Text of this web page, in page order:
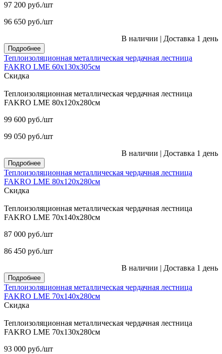
97 200 руб./шт
96 650 руб./шт
В наличии | Доставка 1 день
Подробнее
Теплоизоляционная металлическая чердачная лестница
FAKRO LME 60х130х305см
Скидка
Теплоизоляционная металлическая чердачная лестница
FAKRO LME 80х120х280см
99 600 руб./шт
99 050 руб./шт
В наличии | Доставка 1 день
Подробнее
Теплоизоляционная металлическая чердачная лестница
FAKRO LME 80х120х280см
Скидка
Теплоизоляционная металлическая чердачная лестница
FAKRO LME 70х140х280см
87 000 руб./шт
86 450 руб./шт
В наличии | Доставка 1 день
Подробнее
Теплоизоляционная металлическая чердачная лестница
FAKRO LME 70х140х280см
Скидка
Теплоизоляционная металлическая чердачная лестница
FAKRO LME 70х130х280см
93 000 руб./шт